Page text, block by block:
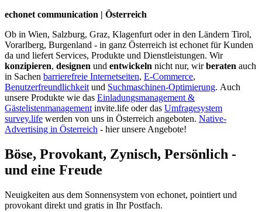
echonet communication | Österreich
Ob in Wien, Salzburg, Graz, Klagenfurt oder in den Ländern Tirol,
Vorarlberg, Burgenland - in ganz Österreich ist echonet für Kunden
da und liefert Services, Produkte und Dienstleistungen. Wir
konzipieren, designen und entwickeln nicht nur, wirberaten auch
in Sachen barrierefreie Internetseiten, E-Commerce,
Benutzerfreundlichkeit und Suchmaschinen-Optimierung. Auch
unsere Produkte wie das Einladungsmanagement &
Gästelistenmanagement invite.life oder das Umfragesystem
survey.life werden von uns in Österreich angeboten. Native-
Advertising in Österreich - hier unsere Angebote!
Böse, Provokant, Zynisch, Persönlich -
und eine Freude
Neuigkeiten aus dem Sonnensystem von echonet, pointiert und
provokant direkt und gratis in Ihr Postfach.